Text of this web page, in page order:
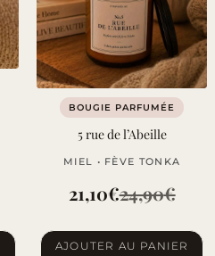
BOUGIE PARFUMÉE
5 rue de l’Abeille
MIEL • FÈVE TONKA
24,90€
Le
prix
21,10€
Le
prix
AJOUTER AU PANIER